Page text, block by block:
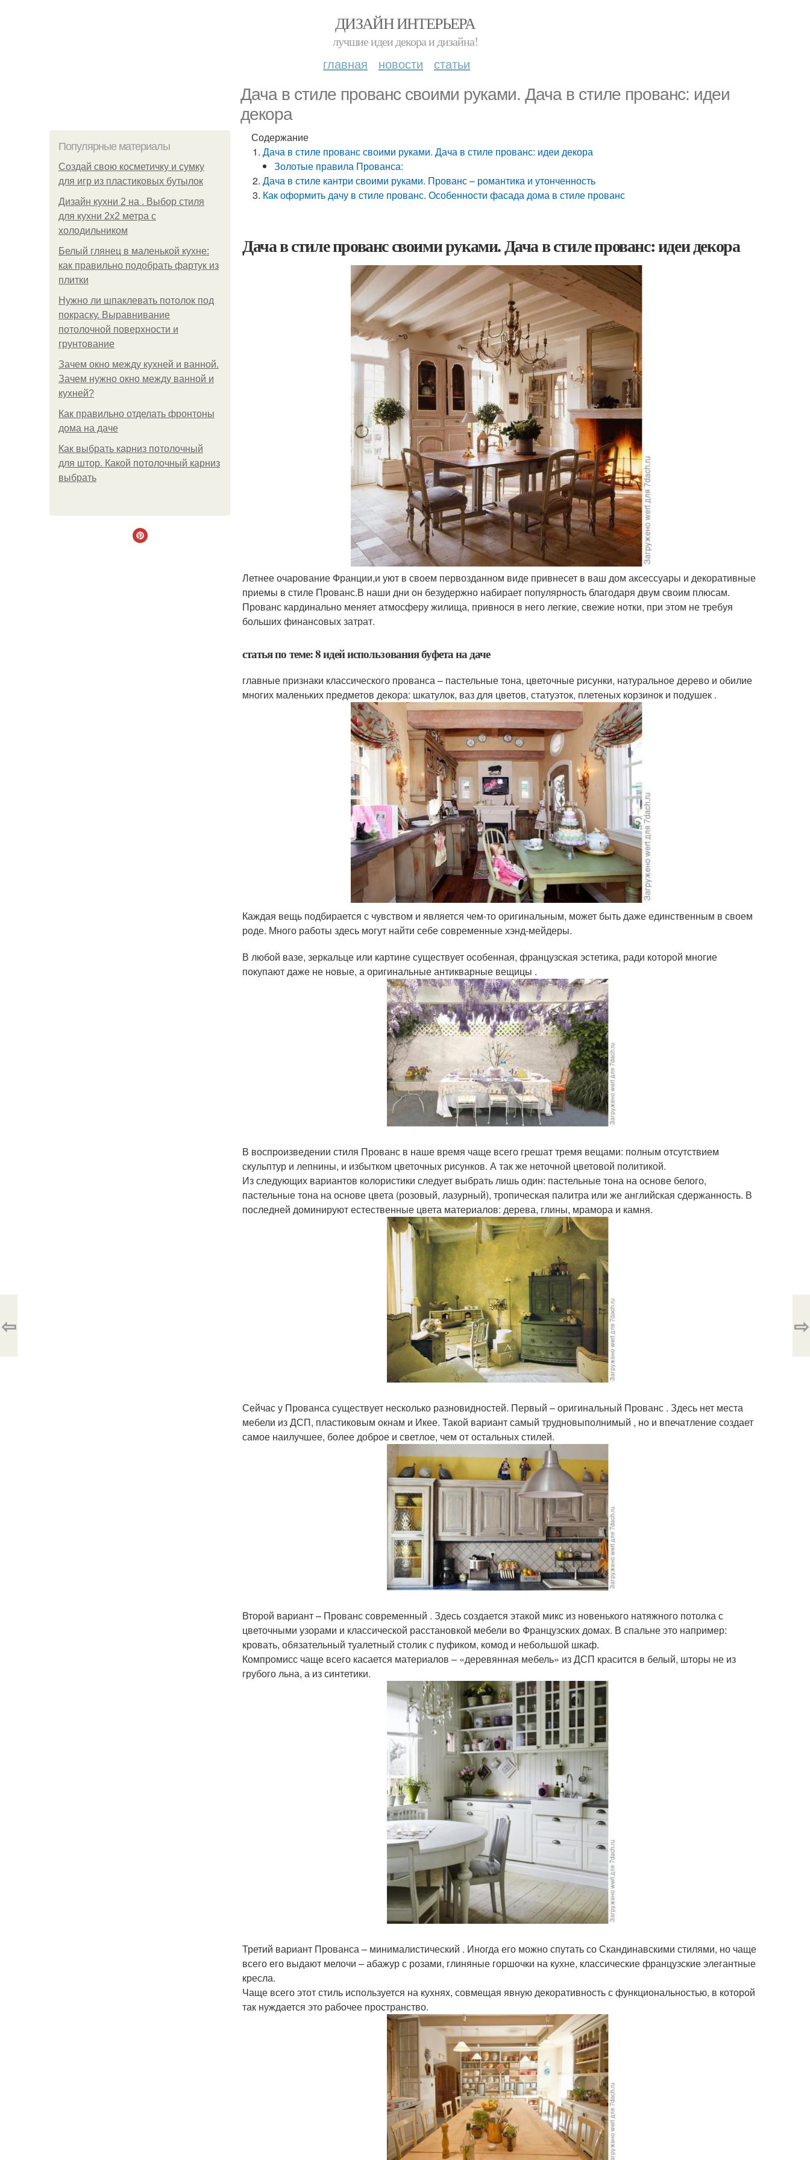
ДИЗАЙН ИНТЕРЬЕРА
лучшие идеи декора и дизайна!
главная новости статьи
Дача в стиле прованс своими руками. Дача в стиле прованс: идеи
декора
Популярные материалы
Создай свою косметичку и сумку
для игр из пластиковых бутылок
Дизайн кухни 2 на . Выбор стиля
для кухни 2х2 метра с
холодильником
Белый глянец в маленькой кухне:
как правильно подобрать фартук из
плитки
Нужно ли шпаклевать потолок под
покраску. Выравнивание
потолочной поверхности и
грунтование
Зачем окно между кухней и ванной.
Зачем нужно окно между ванной и
кухней?
Как правильно отделать фронтоны
дома на даче
Как выбрать карниз потолочный
для штор. Какой потолочный карниз
выбрать
Содержание
Дача в стиле прованс своими руками. Дача в стиле прованс: идеи декора
Золотые правила Прованса:
Дача в стиле кантри своими руками. Прованс – романтика и утонченность
Как оформить дачу в стиле прованс. Особенности фасада дома в стиле прованс
Дача в стиле прованс своими руками. Дача в стиле прованс: идеи декора
Летнее очарование Франции,и уют в своем первозданном виде привнесет в ваш дом аксессуары и декоративные
приемы в стиле Прованс.В наши дни он безудержно набирает популярность благодаря двум своим плюсам.
Прованс кардинально меняет атмосферу жилища, привнося в него легкие, свежие нотки, при этом не требуя
больших финансовых затрат.
статья по теме: 8 идей использования буфета на даче
главные признаки классического прованса – пастельные тона, цветочные рисунки, натуральное дерево и обилие
многих маленьких предметов декора: шкатулок, ваз для цветов, статуэток, плетеных корзинок и подушек .
Каждая вещь подбирается с чувством и является чем-то оригинальным, может быть даже единственным в своем
роде. Много работы здесь могут найти себе современные хэнд-мейдеры.
В любой вазе, зеркальце или картине существует особенная, французская эстетика, ради которой многие
покупают даже не новые, а оригинальные антикварные вещицы .
В воспроизведении стиля Прованс в наше время чаще всего грешат тремя вещами: полным отсутствием
скульптур и лепнины, и избытком цветочных рисунков. А так же неточной цветовой политикой.
Из следующих вариантов колористики следует выбрать лишь один: пастельные тона на основе белого,
пастельные тона на основе цвета (розовый, лазурный), тропическая палитра или же английская сдержанность. В
последней доминируют естественные цвета материалов: дерева, глины, мрамора и камня.
Сейчас у Прованса существует несколько разновидностей. Первый – оригинальный Прованс . Здесь нет места
мебели из ДСП, пластиковым окнам и Икее. Такой вариант самый трудновыполнимый , но и впечатление создает
самое наилучшее, более доброе и светлое, чем от остальных стилей.
Второй вариант – Прованс современный . Здесь создается этакой микс из новенького натяжного потолка с
цветочными узорами и классической расстановкой мебели во Французских домах. В спальне это например:
кровать, обязательный туалетный столик с пуфиком, комод и небольшой шкаф.
Компромисс чаще всего касается материалов – «деревянная мебель» из ДСП красится в белый, шторы не из
грубого льна, а из синтетики.
Третий вариант Прованса – минималистический . Иногда его можно спутать со Скандинавскими стилями, но чаще
всего его выдают мелочи – абажур с розами, глиняные горшочки на кухне, классические французские элегантные
кресла.
Чаще всего этот стиль используется на кухнях, совмещая явную декоративность с функциональностью, в которой
так нуждается это рабочее пространство.
⇦ ⇨